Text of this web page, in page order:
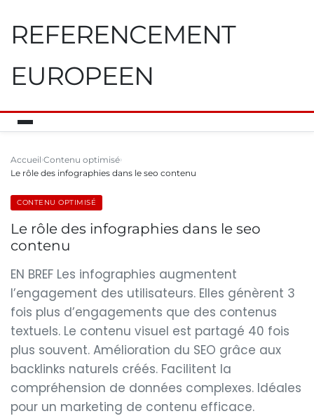
REFERENCEMENT
EUROPEEN
Accueil Contenu optimisé
Le rôle des infographies dans le seo contenu
CONTENU OPTIMISÉ
Le rôle des infographies dans le seo
contenu
EN BREF Les infographies augmentent
l’engagement des utilisateurs. Elles génèrent 3
fois plus d’engagements que des contenus
textuels. Le contenu visuel est partagé 40 fois
plus souvent. Amélioration du SEO grâce aux
backlinks naturels créés. Facilitent la
compréhension de données complexes. Idéales
pour un marketing de contenu efficace.